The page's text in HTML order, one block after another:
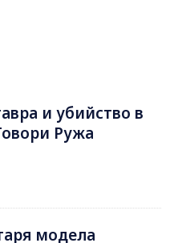
и убийство в
Ружа
модела